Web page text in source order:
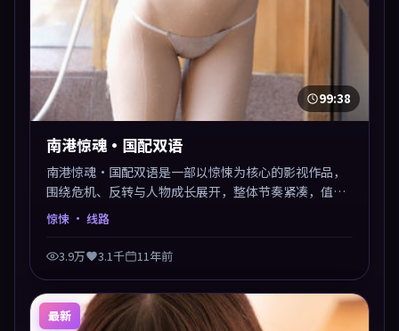
99:38
南港惊魂·国配双语
南港惊魂·国配双语是一部以惊悚为核心的影视作品，
围绕危机、反转与人物成长展开，整体节奏紧凑，值得
推荐观看。
惊悚 · 线路
3.9万 3.1千 11年前
最新